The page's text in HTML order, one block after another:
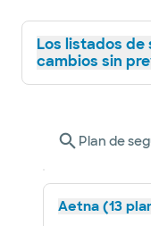
Los listados de
cambios sin
Plan de
Aetna (13